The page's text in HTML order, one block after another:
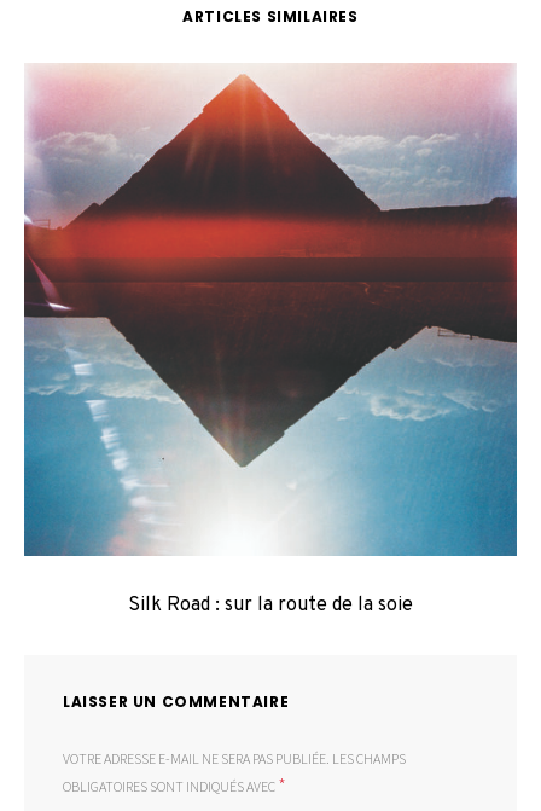
ARTICLES SIMILAIRES
Silk Road : sur la route de la soie
LAISSER UN COMMENTAIRE
VOTRE ADRESSE E-MAIL NE SERA PAS PUBLIÉE. LES CHAMPS
OBLIGATOIRES SONT INDIQUÉS AVEC *